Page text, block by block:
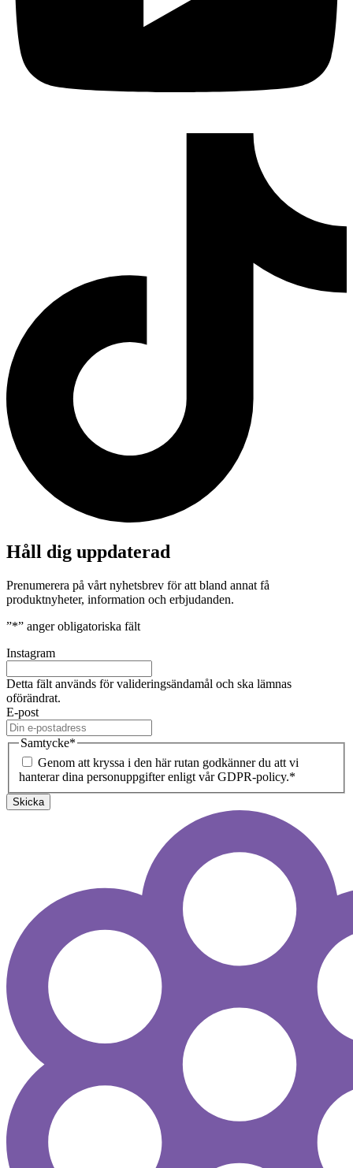
Håll dig uppdaterad
Prenumerera på vårt nyhetsbrev för att bland annat få
produktnyheter, information och erbjudanden.
”*” anger obligatoriska fält
Instagram
Detta fält används för valideringsändamål och ska lämnas
oförändrat.
E-post
Samtycke*
Genom att kryssa i den här rutan godkänner du att vi
hanterar dina personuppgifter enligt vår GDPR-policy.*
Skicka